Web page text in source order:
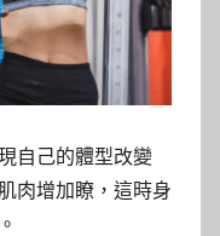
自己的體型改變
肉增加瞭，這時身